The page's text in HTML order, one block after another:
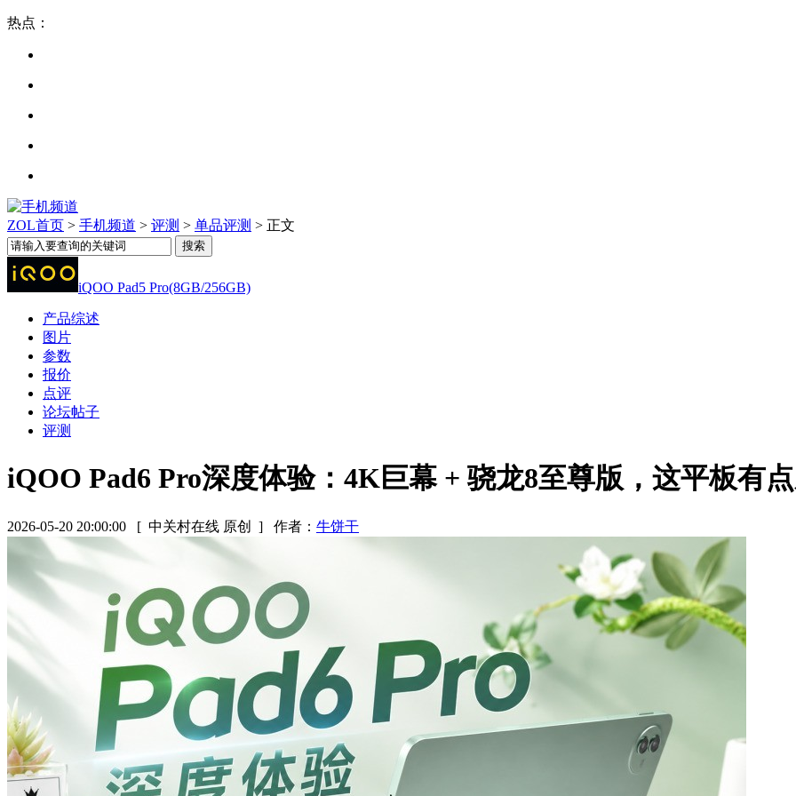
热点：
ZOL首页 > 手机频道 > 评测 > 单品评测 > 正文
iQOO Pad5 Pro(8GB/256GB)
产品综述
图片
参数
报价
点评
论坛帖子
评测
iQOO Pad6 Pro深度体验：4K巨幕 + 骁龙8至尊版，这平板有
2026-05-20 20:00:00 [ 中关村在线 原创 ] 作者： 牛饼干